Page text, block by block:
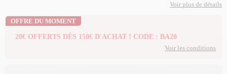
Voir plus de détails
OFFRE DU MOMENT
20€ OFFERTS DÈS 150€ D'ACHAT ! CODE : BA20
Voir les conditions